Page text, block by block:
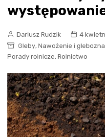
Dariusz Rudzik
4
Gleby, Nawożenie i
Porady rolnicze, Rolnictwo